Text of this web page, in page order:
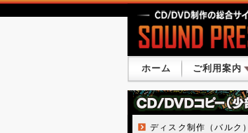
ホーム ご利用案内
ディスク制作（バルク）